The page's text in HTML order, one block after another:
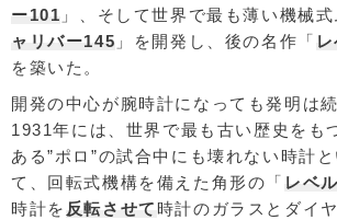
ー101 」、そして世界で最も薄い機械
ャリバー145 」を開発し、後の名作「
を築いた。
開発の中心が腕時計になっても発明は続
1931年には、世界で最も古い歴史をも
ある”ポロ”の試合中にも壊れない時計
て、回転式機構を備えた角形の「 レベ
時計を 反転させて時計のガラスとダイ